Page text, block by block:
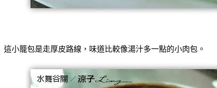
這小籠包是走厚皮路線，味道比較像湯汁多一點的小肉包。